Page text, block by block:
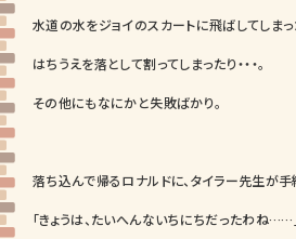
水道の水をジョイのスカートに飛ばしてしまっ
はちうえを落として割ってしまったり・・・。
その他にもなにかと失敗ばかり。
落ち込んで帰るロナルドに、タイラー先生が手
「きょうは、たいへんないちにちだったわね……